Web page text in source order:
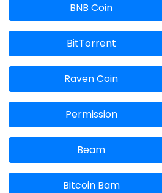
BNB Coin
BitTorrent
Raven Coin
Permission
Beam
Bitcoin Bam